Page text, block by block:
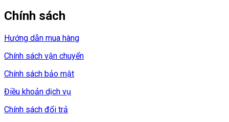
Chính sách
Hướng dẫn mua hàng
Chính sách vận chuyển
Chính sách bảo mật
Điều khoản dịch vụ
Chính sách đổi trả